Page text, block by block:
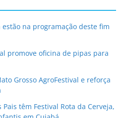
na programação deste fim
promove oficina de pipas para
Grosso AgroFestival e reforça
têm Festival Rota da Cerveja,